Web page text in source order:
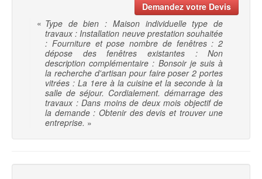
Demandez votre Devis
« Type de bien : Maison individuelle type de
travaux : Installation neuve prestation souhaitée
: Fourniture et pose nombre de fenêtres : 2
dépose des fenêtres existantes : Non
description complémentaire : Bonsoir je suis à
la recherche d'artisan pour faire poser 2 portes
vitrées : La 1ere à la cuisine et la seconde à la
salle de séjour. Cordialement. démarrage des
travaux : Dans moins de deux mois objectif de
la demande : Obtenir des devis et trouver une
entreprise. »